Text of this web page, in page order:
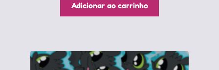
Adicionar ao carrinho